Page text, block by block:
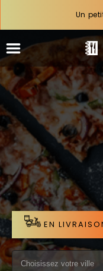
Un
ACCUEIL
LA CARTE
VOTRE COMPTE
NOTRE RESTAURANT
VOS AVIS
MENTIONS LÉGALES
EN